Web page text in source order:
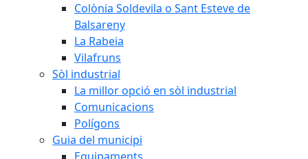
Colònia Soldevila o Sant Esteve de
Balsareny
La Rabeia
Vilafruns
Sòl industrial
La millor opció en sòl industrial
Comunicacions
Polígons
Guia del municipi